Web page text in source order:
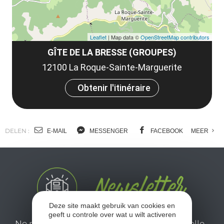
GÎTE DE LA BRESSE (GROUPES)
12100 La Roque-Sainte-Marguerite
Obtenir l'itinéraire
Leaflet | Map data ©OpenStreetMap contributors
DELEN : E-MAIL MESSENGER FACEBOOK MEER
Deze site maakt gebruik van cookies en
geeft u controle over wat u wilt activeren